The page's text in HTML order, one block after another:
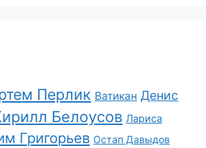
Перлик Ватикан Денис
Белоусов Лариса
Григорьев Остап Давыдов